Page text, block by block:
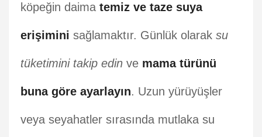
köpeğin daima temiz ve taze suya
erişimini sağlamaktır. Günlük olarak su
tüketimini takip edin ve mama türünü
buna göre ayarlayın. Uzun yürüyüşler
veya seyahatler sırasında mutlaka su